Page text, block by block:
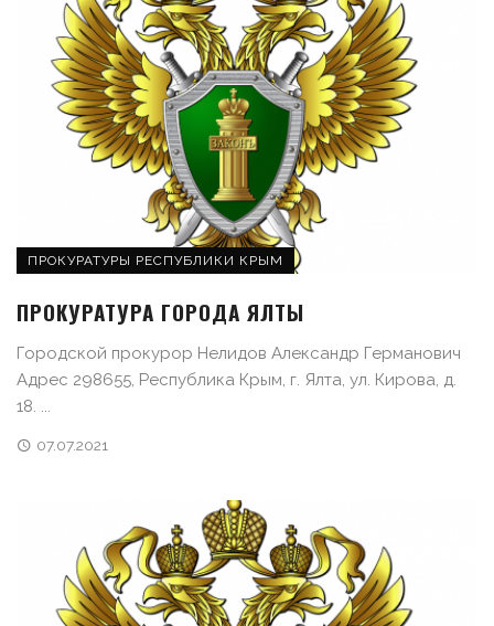
ПРОКУРАТУРЫ РЕСПУБЛИКИ КРЫМ
ПРОКУРАТУРА ГОРОДА ЯЛТЫ
Городской прокурор Нелидов Александр Германович
Адрес 298655, Республика Крым, г. Ялта, ул. Кирова, д.
18. ...
07.07.2021